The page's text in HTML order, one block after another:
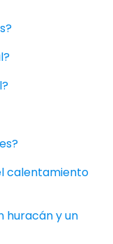
calentamiento
huracán y un